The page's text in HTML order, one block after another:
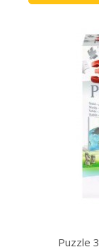
Puzzle